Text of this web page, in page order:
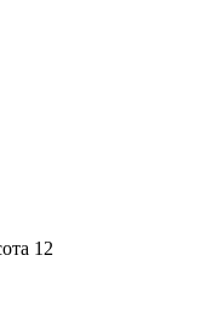
12